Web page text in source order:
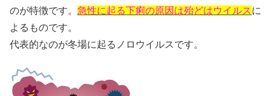
のが特徴です。 急性に起る下痢の原因は殆どはウイルスに
よるものです。
代表的なのが冬場に起るノロウイルスです。